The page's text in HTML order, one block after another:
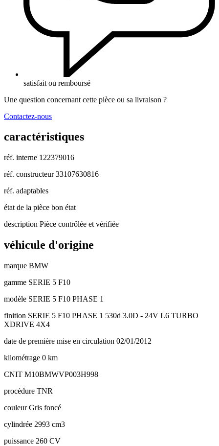
satisfait ou remboursé
Une question concernant cette pièce ou sa livraison ?
Contactez-nous
caractéristiques
réf. interne 122379016
réf. constructeur 33107630816
réf. adaptables
état de la pièce bon état
description Pièce contrôlée et vérifiée
véhicule d'origine
marque BMW
gamme SERIE 5 F10
modèle SERIE 5 F10 PHASE 1
finition SERIE 5 F10 PHASE 1 530d 3.0D - 24V L6 TURBO
XDRIVE 4X4
date de première mise en circulation 02/01/2012
kilométrage 0 km
CNIT M10BMWVP003H998
procédure TNR
couleurGris foncé
cylindrée 2993 cm3
puissance 260 CV